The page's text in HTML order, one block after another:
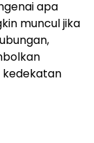
apa
muncul jika
kedekatan